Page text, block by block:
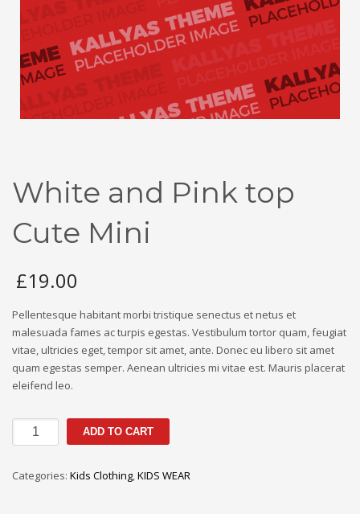
White and Pink top
Cute Mini
£19.00
Pellentesque habitant morbi tristique senectus et netus et
malesuada fames ac turpis egestas. Vestibulum tortor quam, feugiat
vitae, ultricies eget, tempor sit amet, ante. Donec eu libero sit amet
quam egestas semper. Aenean ultricies mi vitae est. Mauris placerat
eleifend leo.
White
and
top
ADD TO CART
Categories: Kids Clothing,KIDS WEAR